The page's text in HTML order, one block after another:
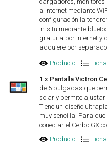
a internet mediante
configuración la
in-situ mediante
gratuita por internet y
adquiere por
Producto ·
1 x Pantalla Victron
de 5 pulgadas que
solar y permite ajustar
Tiene un diseño
muy sencilla. Para
conectar el Cerbo GX
Producto ·